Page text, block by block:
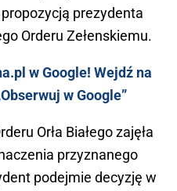
prezydenta
Orderu Zełenskiemu.
w Google! Wejdź na
w Google”
Orła Białego zajęła
przyznanego
podejmie decyzję w